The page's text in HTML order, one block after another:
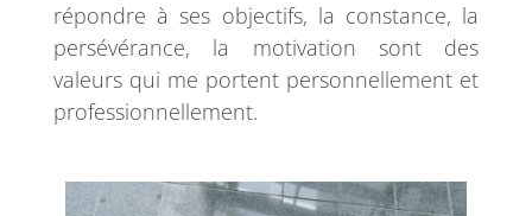
répondre à ses objectifs, la constance, la
persévérance, la motivation sont des
valeurs qui me portent personnellement et
professionnellement.